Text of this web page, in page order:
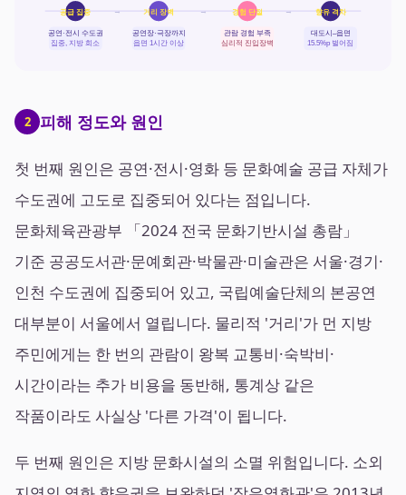
공급 집중
공연·전시 수도권
집중, 지방 희소
→ 거리 장벽
공연장·극장까지
읍면 1시간 이상
→ 경험 단절
관람 경험 부족
심리적 진입장벽
→ 향유 격차
대도시–읍면
15.5%p 벌어짐
2 피해 정도와 원인
첫 번째 원인은 공연·전시·영화 등 문화예술 공급 자체가
수도권에 고도로 집중되어 있다는 점입니다.
문화체육관광부 「2024 전국 문화기반시설 총람」
기준 공공도서관·문예회관·박물관·미술관은 서울·경기·
인천 수도권에 집중되어 있고, 국립예술단체의 본공연
대부분이 서울에서 열립니다. 물리적 '거리'가 먼 지방
주민에게는 한 번의 관람이 왕복 교통비·숙박비·
시간이라는 추가 비용을 동반해, 통계상 같은
작품이라도 사실상 '다른 가격'이 됩니다.
두 번째 원인은 지방 문화시설의 소멸 위험입니다. 소외